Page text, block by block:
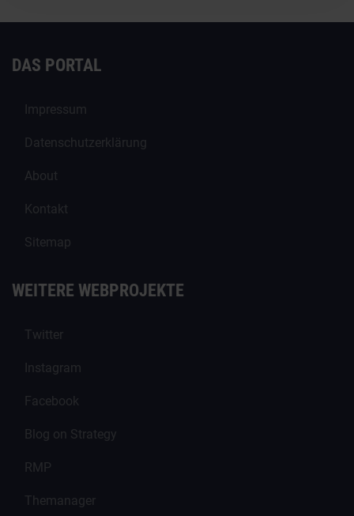
DAS PORTAL
Impressum
Datenschutzerklärung
About
Kontakt
Sitemap
WEITERE WEBPROJEKTE
Twitter
Instagram
Facebook
Blog on Strategy
RMP
Themanager